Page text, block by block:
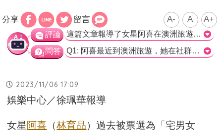
分享 留言 A- A A+
評論 這篇文章報導了女星阿喜在澳洲旅遊的事情，並分享了她抱著無尾熊的照片。文章提到阿喜過去曾被票選為「宅男女神」，並以甜美臉蛋和直率個性吸引了很多粉絲。此外，文章也提到了她與男星無尊的愛情事業。阿喜在社群平台上分享了自己旅遊的照片，其中一張照片引起了網友的熱議，因為無尾熊的雙手恰好放在阿喜的胸前。網友紛紛留言調侃，表示羨慕無尾熊或是開玩笑地嘲弄。整體而言，這篇文章淺顯易懂地報導了阿喜的旅遊經歷和網友對於照片的反應，內容輕鬆有趣，容易引發閱讀者的共鳴和討論。>
問答 Q1: 阿喜最近到澳洲旅遊，她在社群平台分享的照片主要呈現什麼特色？ a) 她的火辣身材 b) 她的甜美笑容 c) 她抱著無尾熊的照片 d) 她在知名景點的打卡照片 正確答案: c) 她抱著無尾熊的照片 Q2: 阿喜在照片中的穿著是什麼顏色的洋裝？ a) 橘色 b) 藍色 c) 紅色 d) 綠色 正確答案: c) 紅色 Q3: 網友對阿喜的照片有什麼反應？ a) 羨慕無尾熊 b) 讚美她的火辣身材 c) 表示「放開那女孩」 d) 開玩笑地怒嗆 正確答案: c) 表示「放開那女孩」
2023/11/06 17:09
娛樂中心／徐珮華報導
女星阿喜 （林育品）過去被票選為「宅男女